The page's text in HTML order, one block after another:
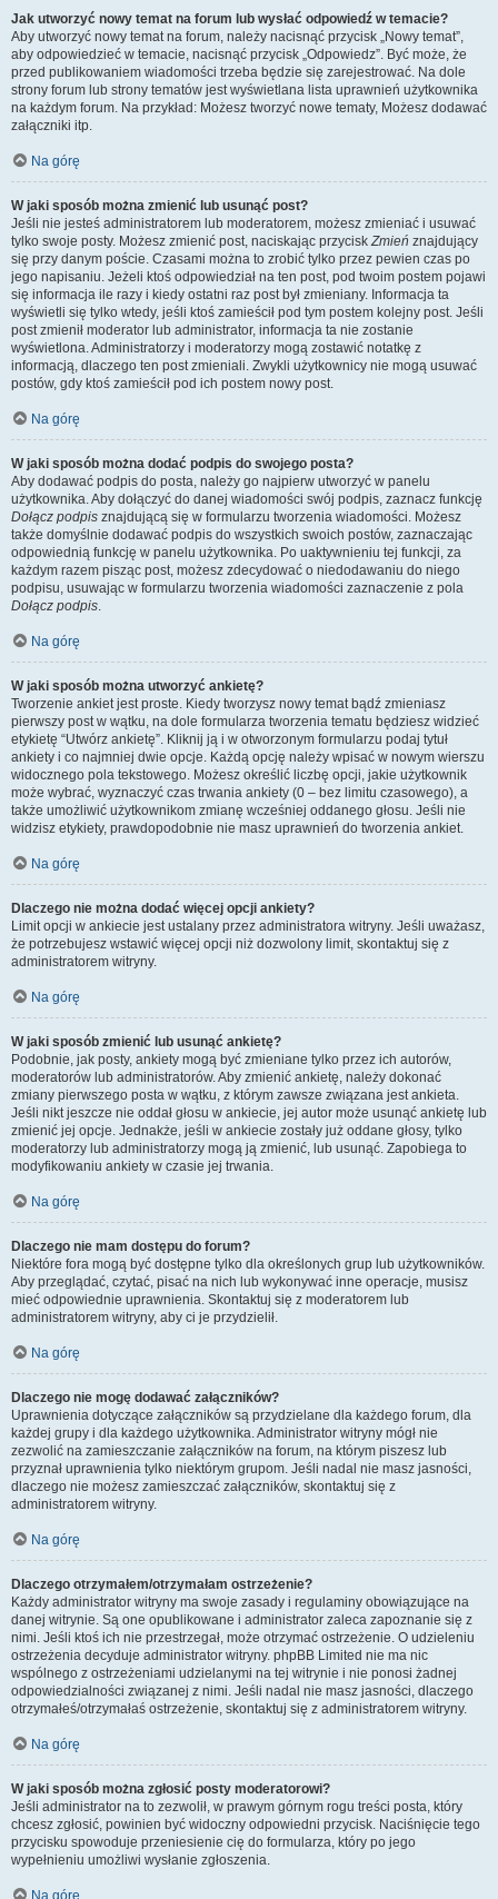
Jak utworzyć nowy temat na forum lub wysłać odpowiedź w temacie?
Aby utworzyć nowy temat na forum, należy nacisnąć przycisk „Nowy temat”,
aby odpowiedzieć w temacie, nacisnąć przycisk „Odpowiedz”. Być może, że
przed publikowaniem wiadomości trzeba będzie się zarejestrować. Na dole
strony forum lub strony tematów jest wyświetlana lista uprawnień użytkownika
na każdym forum. Na przykład: Możesz tworzyć nowe tematy, Możesz dodawać
załączniki itp.
Na górę
W jaki sposób można zmienić lub usunąć post?
Jeśli nie jesteś administratorem lub moderatorem, możesz zmieniać i usuwać
tylko swoje posty. Możesz zmienić post, naciskając przyciskZmień znajdujący
się przy danym poście. Czasami można to zrobić tylko przez pewien czas po
jego napisaniu. Jeżeli ktoś odpowiedział na ten post, pod twoim postem pojawi
się informacja ile razy i kiedy ostatni raz post był zmieniany. Informacja ta
wyświetli się tylko wtedy, jeśli ktoś zamieścił pod tym postem kolejny post. Jeśli
post zmienił moderator lub administrator, informacja ta nie zostanie
wyświetlona. Administratorzy i moderatorzy mogą zostawić notatkę z
informacją, dlaczego ten post zmieniali. Zwykli użytkownicy nie mogą usuwać
postów, gdy ktoś zamieścił pod ich postem nowy post.
Na górę
W jaki sposób można dodać podpis do swojego posta?
Aby dodawać podpis do posta, należy go najpierw utworzyć w panelu
użytkownika. Aby dołączyć do danej wiadomości swój podpis, zaznacz funkcję
Dołącz podpis znajdującą się w formularzu tworzenia wiadomości. Możesz
także domyślnie dodawać podpis do wszystkich swoich postów, zaznaczając
odpowiednią funkcję w panelu użytkownika. Po uaktywnieniu tej funkcji, za
każdym razem pisząc post, możesz zdecydować o niedodawaniu do niego
podpisu, usuwając w formularzu tworzenia wiadomości zaznaczenie z pola
Dołącz podpis.
Na górę
W jaki sposób można utworzyć ankietę?
Tworzenie ankiet jest proste. Kiedy tworzysz nowy temat bądź zmieniasz
pierwszy post w wątku, na dole formularza tworzenia tematu będziesz widzieć
etykietę “Utwórz ankietę”. Kliknij ją i w otworzonym formularzu podaj tytuł
ankiety i co najmniej dwie opcje. Każdą opcję należy wpisać w nowym wierszu
widocznego pola tekstowego. Możesz określić liczbę opcji, jakie użytkownik
może wybrać, wyznaczyć czas trwania ankiety (0 – bez limitu czasowego), a
także umożliwić użytkownikom zmianę wcześniej oddanego głosu. Jeśli nie
widzisz etykiety, prawdopodobnie nie masz uprawnień do tworzenia ankiet.
Na górę
Dlaczego nie można dodać więcej opcji ankiety?
Limit opcji w ankiecie jest ustalany przez administratora witryny. Jeśli uważasz,
że potrzebujesz wstawić więcej opcji niż dozwolony limit, skontaktuj się z
administratorem witryny.
Na górę
W jaki sposób zmienić lub usunąć ankietę?
Podobnie, jak posty, ankiety mogą być zmieniane tylko przez ich autorów,
moderatorów lub administratorów. Aby zmienić ankietę, należy dokonać
zmiany pierwszego posta w wątku, z którym zawsze związana jest ankieta.
Jeśli nikt jeszcze nie oddał głosu w ankiecie, jej autor może usunąć ankietę lub
zmienić jej opcje. Jednakże, jeśli w ankiecie zostały już oddane głosy, tylko
moderatorzy lub administratorzy mogą ją zmienić, lub usunąć. Zapobiega to
modyfikowaniu ankiety w czasie jej trwania.
Na górę
Dlaczego nie mam dostępu do forum?
Niektóre fora mogą być dostępne tylko dla określonych grup lub użytkowników.
Aby przeglądać, czytać, pisać na nich lub wykonywać inne operacje, musisz
mieć odpowiednie uprawnienia. Skontaktuj się z moderatorem lub
administratorem witryny, aby ci je przydzielił.
Na górę
Dlaczego nie mogę dodawać załączników?
Uprawnienia dotyczące załączników są przydzielane dla każdego forum, dla
każdej grupy i dla każdego użytkownika. Administrator witryny mógł nie
zezwolić na zamieszczanie załączników na forum, na którym piszesz lub
przyznał uprawnienia tylko niektórym grupom. Jeśli nadal nie masz jasności,
dlaczego nie możesz zamieszczać załączników, skontaktuj się z
administratorem witryny.
Na górę
Dlaczego otrzymałem/otrzymałam ostrzeżenie?
Każdy administrator witryny ma swoje zasady i regulaminy obowiązujące na
danej witrynie. Są one opublikowane i administrator zaleca zapoznanie się z
nimi. Jeśli ktoś ich nie przestrzegał, może otrzymać ostrzeżenie. O udzieleniu
ostrzeżenia decyduje administrator witryny. phpBB Limited nie ma nic
wspólnego z ostrzeżeniami udzielanymi na tej witrynie i nie ponosi żadnej
odpowiedzialności związanej z nimi. Jeśli nadal nie masz jasności, dlaczego
otrzymałeś/otrzymałaś ostrzeżenie, skontaktuj się z administratorem witryny.
Na górę
W jaki sposób można zgłosić posty moderatorowi?
Jeśli administrator na to zezwolił, w prawym górnym rogu treści posta, który
chcesz zgłosić, powinien być widoczny odpowiedni przycisk. Naciśnięcie tego
przycisku spowoduje przeniesienie cię do formularza, który po jego
wypełnieniu umożliwi wysłanie zgłoszenia.
Na górę